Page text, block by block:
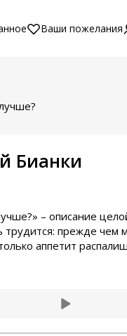
Ваши пожелания
Бианки
– описание
прежде чем
аппетит